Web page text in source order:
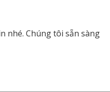
nhé. Chúng tôi sẵn sàng